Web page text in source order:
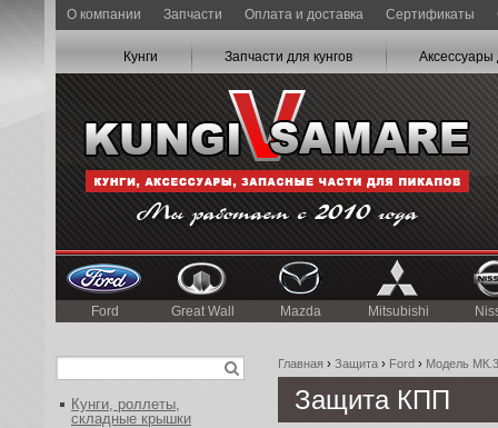
О компании Запчасти Оплата и доставка Сертификаты
Кунги Запчасти для кунгов Аксессуары
Ford Great Wall Mazda Mitsubishi
Главная › Защита › Ford › Модель
Защита КПП
Кунги, роллеты,
складные крышки